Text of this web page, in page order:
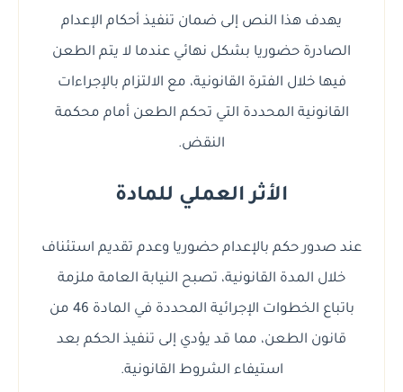
يهدف هذا النص إلى ضمان تنفيذ أحكام الإعدام
الصادرة حضوريا بشكل نهائي عندما لا يتم الطعن
فيها خلال الفترة القانونية، مع الالتزام بالإجراءات
القانونية المحددة التي تحكم الطعن أمام محكمة
النقض.
الأثر العملي للمادة
عند صدور حكم بالإعدام حضوريا وعدم تقديم استئناف
خلال المدة القانونية، تصبح النيابة العامة ملزمة
باتباع الخطوات الإجرائية المحددة في المادة 46 من
قانون الطعن، مما قد يؤدي إلى تنفيذ الحكم بعد
استيفاء الشروط القانونية.